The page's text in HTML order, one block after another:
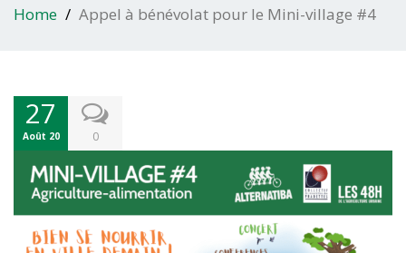
Home Appel à bénévolat pour le Mini-village #4
27
Août 20 0